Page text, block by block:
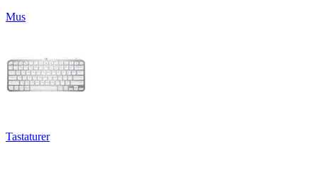
Mus
Tastaturer